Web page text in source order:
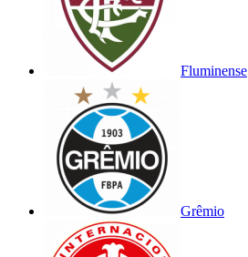
Fluminense
Grêmio